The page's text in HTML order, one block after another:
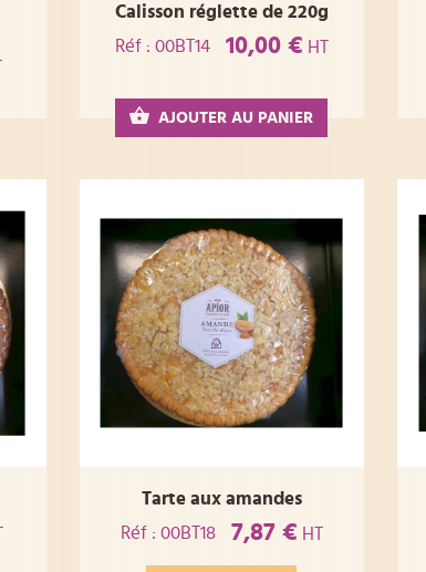
Calisson réglette de 220g
Réf : 00BT14
10,00 € HT
AJOUTER AU PANIER
Tarte aux amandes
Réf : 00BT18
7,87 € HT